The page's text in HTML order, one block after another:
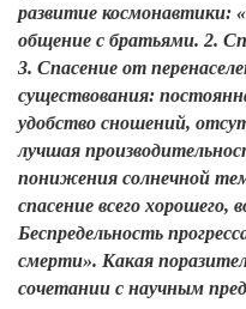
развитие космонавтики:
общение с братьями. 2.
3. Спасение от
существования:
удобство сношений,
лучшая
понижения солнечной
спасение всего хорошего,
Беспредельность
смерти». Какая
сочетании с научным